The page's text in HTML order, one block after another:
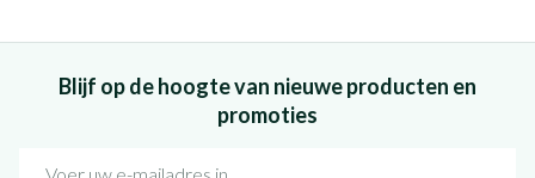
Blijf op de hoogte van nieuwe producten en
promoties